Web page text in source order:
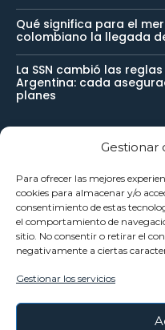
Gestionar
Para ofrecer las mejores
cookies para almacenar y/o
consentimiento de estas
el comportamiento de
sitio. No consentir o retirar el
negativamente a ciertas
Gestionar los servicios
Qué significa para el
colombiano la llegada
La SSN cambió las
Argentina: cada
planes
Newsletter
Reciba noticias
entrada y manténgase
Política